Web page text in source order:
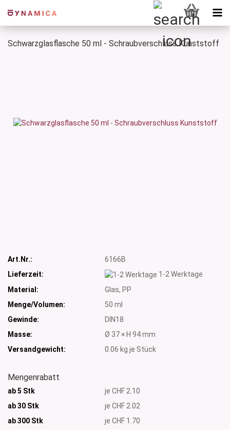
Schwarzglasflasche 50 ml - Schraubverschluss Kunststoff
Art.Nr.:
6166B
Lieferzeit:
1-2 Werktage
Material:
Glas, PP
Menge/Volumen:
50 ml
Gewinde:
DIN18
Masse:
Ø 37 × H 94 mm
Versandgewicht:
0.06 kg je Stück
Mengenrabatt
ab 5 Stk
je CHF 2.10
ab 30 Stk
je CHF 2.02
ab 300 Stk
je CHF 1.70